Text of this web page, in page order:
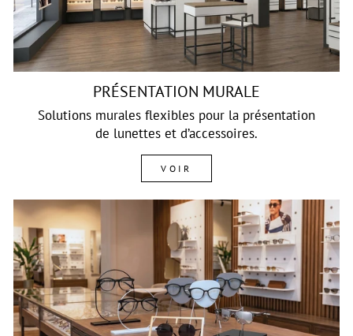
PRÉSENTATION MURALE
Solutions murales flexibles pour la présentation
de lunettes et d’accessoires.
VOIR